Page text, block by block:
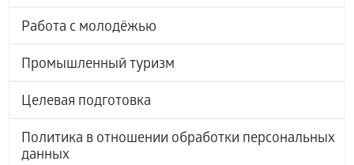
Работа с молодёжью
Промышленный туризм
Целевая подготовка
Политика в отношении обработки персональных
данных